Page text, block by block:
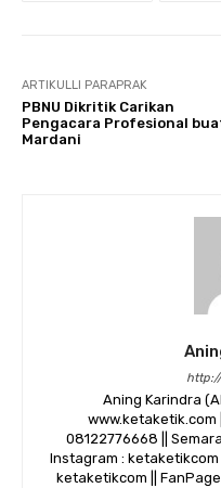
ARTIKULLI PARAPRAK
PBNU Dikritik Carikan
Pengacara Profesional
Mardani
Aning Karindra
www.ketaketik.com
08122776668 ||
Instagram : ketaketikcom
ketaketikcom ||